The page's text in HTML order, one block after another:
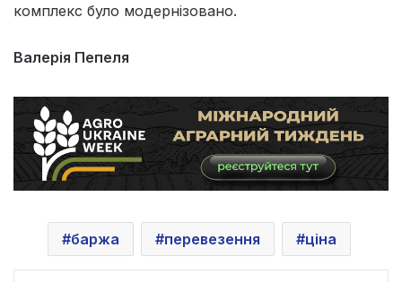
комплекс було модернізовано.
Валерія Пепеля
баржа перевезення ціна